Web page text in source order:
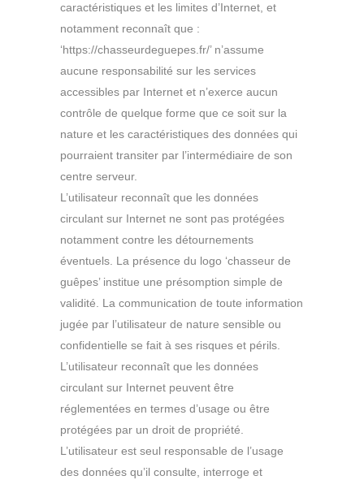
caractéristiques et les limites d’Internet, et
notamment reconnaît que :
‘https://chasseurdeguepes.fr/’ n’assume
aucune responsabilité sur les services
accessibles par Internet et n’exerce aucun
contrôle de quelque forme que ce soit sur la
nature et les caractéristiques des données qui
pourraient transiter par l’intermédiaire de son
centre serveur.
L’utilisateur reconnaît que les données
circulant sur Internet ne sont pas protégées
notamment contre les détournements
éventuels. La présence du logo ‘chasseur de
guêpes’ institue une présomption simple de
validité. La communication de toute information
jugée par l’utilisateur de nature sensible ou
confidentielle se fait à ses risques et périls.
L’utilisateur reconnaît que les données
circulant sur Internet peuvent être
réglementées en termes d’usage ou être
protégées par un droit de propriété.
L’utilisateur est seul responsable de l’usage
des données qu’il consulte, interroge et